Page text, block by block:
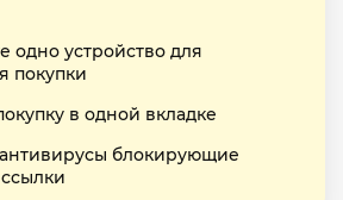
одно устройство для
покупки
в одной вкладке
блокирующие